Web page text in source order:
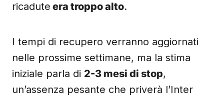
ricadute era troppo alto.
I tempi di recupero verranno aggiornati
nelle prossime settimane, ma la stima
iniziale parla di 2-3 mesi di stop,
un’assenza pesante che priverà l’Inter